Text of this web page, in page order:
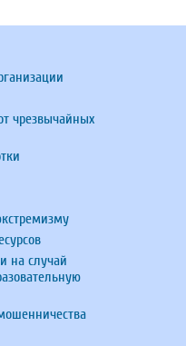
чрезвычайных
на случай